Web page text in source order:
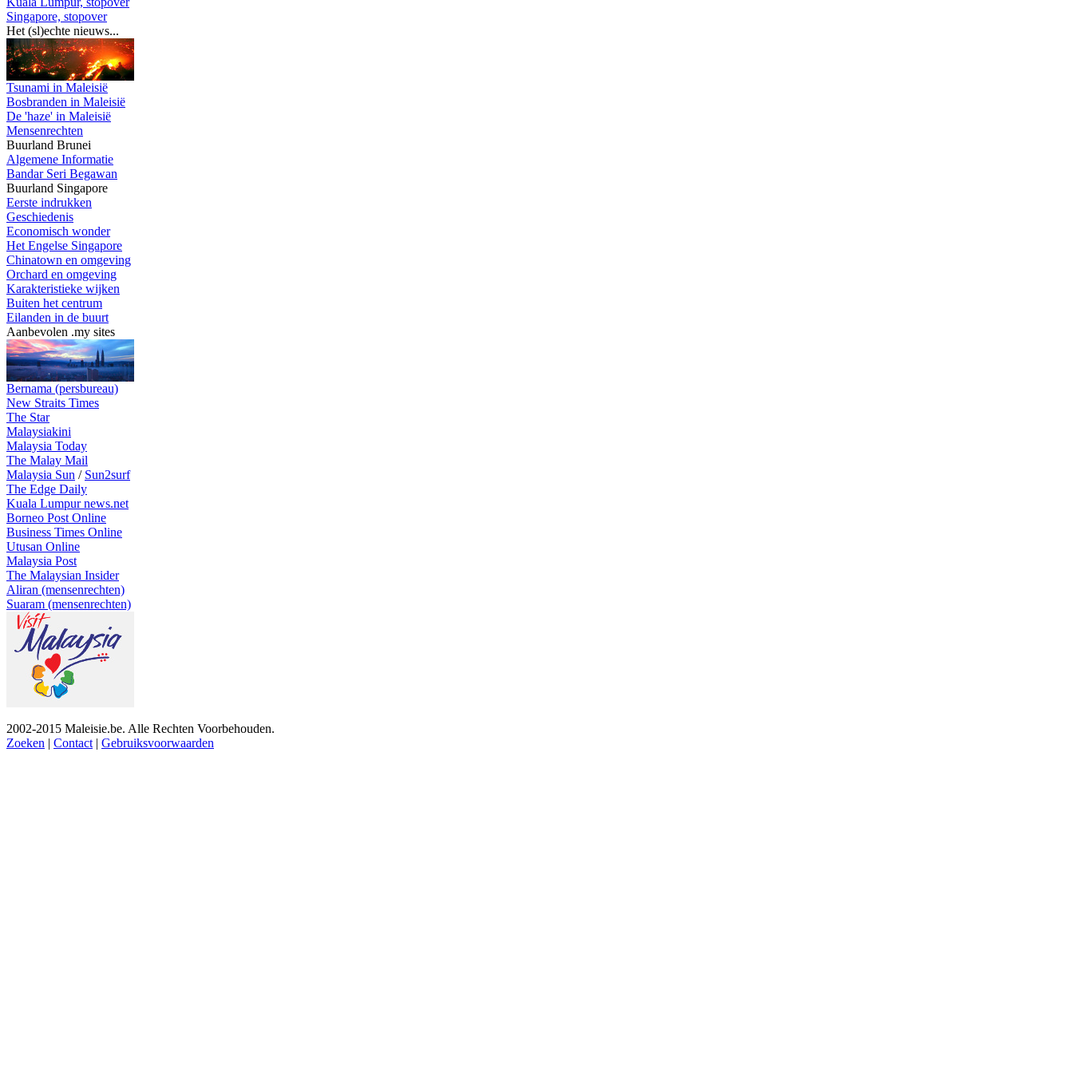
Singapore, stopover
Het (sl)echte nieuws...
Tsunami in Maleisië
Bosbranden in Maleisië
De 'haze' in Maleisië
Mensenrechten
Buurland Brunei
Algemene Informatie
Bandar Seri Begawan
Buurland Singapore
Eerste indrukken
Geschiedenis
Economisch wonder
Het Engelse Singapore
Chinatown en omgeving
Orchard en omgeving
Karakteristieke wijken
Buiten het centrum
Eilanden in de buurt
Aanbevolen .my sites
Bernama (persbureau)
New Straits Times
The Star
Malaysiakini
Malaysia Today
The Malay Mail
Malaysia Sun / Sun2surf
The Edge Daily
Kuala Lumpur news.net
Borneo Post Online
Business Times Online
Utusan Online
Malaysia Post
The Malaysian Insider
Aliran (mensenrechten)
Suaram (mensenrechten)
2002-2015 Maleisie.be. Alle Rechten Voorbehouden.
Zoeken | Contact | Gebruiksvoorwaarden